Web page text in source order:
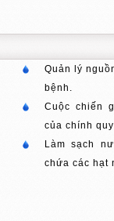
Quản lý
bệnh.
Cuộc chiến
của chính
Làm sạch
chứa các hạt